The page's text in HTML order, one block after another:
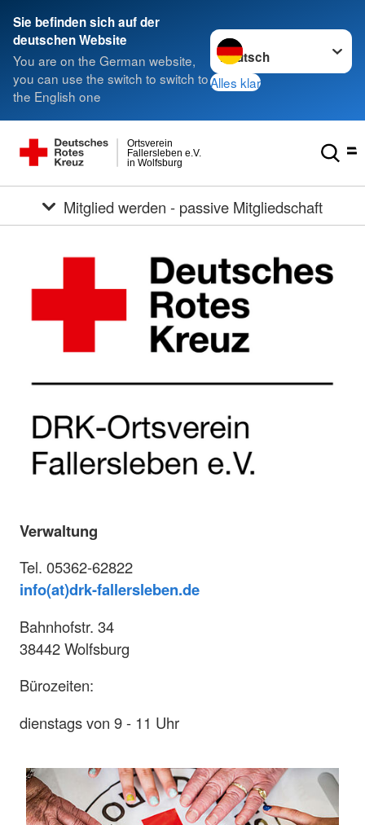
Sie befinden sich auf der
deutschen Website
You are on the German website,
you can use the switch to switch to
the English one
Sprache wechseln zu
Alles klar
in Wolfsburg
Fallersleben e.V.
Ortsverein
Mitglied werden - passive Mitgliedschaft
Verwaltung
Tel. 05362-62822
info(at)drk-fallersleben.de
Bahnhofstr. 34
38442 Wolfsburg
Bürozeiten:
dienstags von 9 - 11 Uhr